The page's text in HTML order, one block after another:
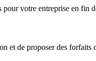
pour votre entreprise en fin
et de proposer des